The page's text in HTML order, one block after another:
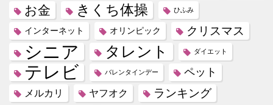
お金 きくち体操 ひふみ
インターネット オリンピック クリスマス
シニア タレント ダイエット
テレビ バレンタインデー ペット
メルカリ ヤフオク ランキング